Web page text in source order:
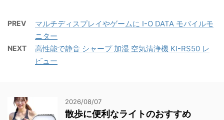
PREV
マルチディスプレイやゲームに I-O DATA モバイルモ
ニター
NEXT
高性能で静音 シャープ 加湿 空気清浄機 KI-RS50 レ
ビュー
2026/08/07
散歩に便利なライトのおすすめ